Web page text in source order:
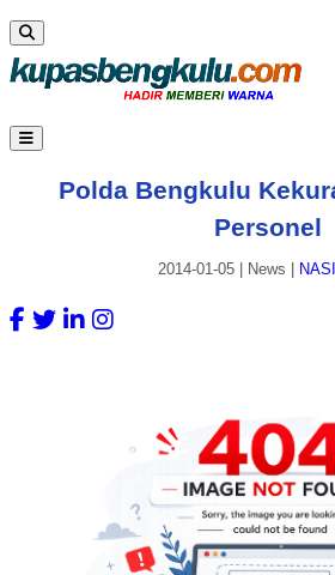
Polda Bengkulu
Personel
2014-01-05 News